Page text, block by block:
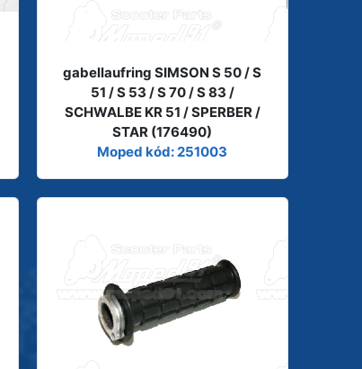
gabellaufring SIMSON S 50 / S
51 / S 53 / S 70 / S 83 /
SCHWALBE KR 51 / SPERBER /
STAR (176490)
Moped kód: 251003